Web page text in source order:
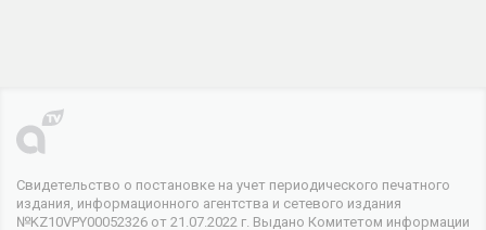
Свидетельство о постановке на учет периодического печатного
издания, информационного агентства и сетевого издания
№KZ10VPY00052326 от 21.07.2022 г. Выдано Комитетом информации